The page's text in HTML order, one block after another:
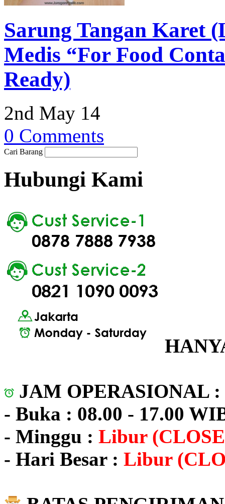
Sarung Tangan Karet
Medis “For Food
Ready)
2nd May 14
0 Comments
Cari Barang
Hubungi Kami
JAM OPERASIONAL :
- Buka : 08.00 - 17.00
- Minggu : Libur
- Hari Besar : Libur